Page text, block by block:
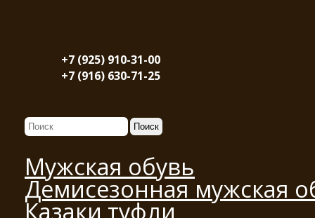
+7 (925) 910-31-00
+7 (916) 630-71-25
Мужская обувь
Демисезонная мужская
Казаки туфли